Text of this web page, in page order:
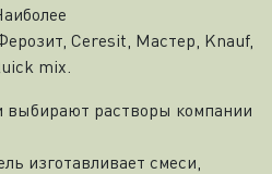
Ceresit, Мастер, Knauf,
mix.
выбирают растворы компании
изготавливает смеси,